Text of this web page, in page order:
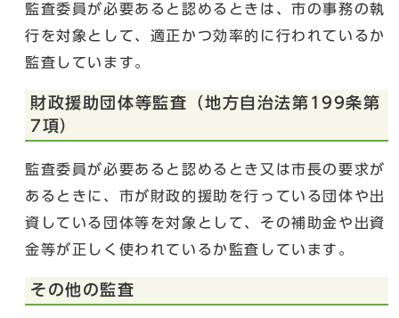
監査委員が必要あると認めるときは、市の事務の執
行を対象として、適正かつ効率的に行われているか
監査しています。
財政援助団体等監査（地方自治法第199条第
7項）
監査委員が必要あると認めるとき又は市長の要求が
あるときに、市が財政的援助を行っている団体や出
資している団体等を対象として、その補助金や出資
金等が正しく使われているか監査しています。
その他の監査